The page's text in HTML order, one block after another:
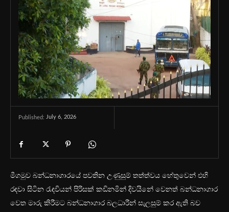
Published: July 6, 2026
මීගමුව බන්ධනාගාරයේ පවතින උණුසුම් තත්ත්වය හේතුවෙන් එහි
රඳවා සිටින රැඳවියන් පිරිසක් කඩිනමින් දිවයිනේ වෙනත් බන්ධනාගාර
වෙත මාරු කිරීමට බන්ධනාගාර බලධාරීන් සැලසුම් කර ඇති බව